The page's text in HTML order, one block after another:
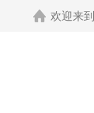
欢迎来到